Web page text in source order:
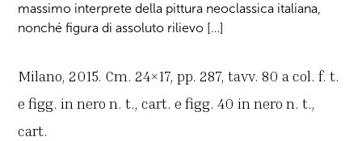
massimo interprete della pittura neoclassica italiana,
nonché figura di assoluto rilievo […]
Milano, 2015. Cm. 24×17, pp. 287, tavv. 80 a col. f. t.
e figg. in nero n. t., cart. e figg. 40 in nero n. t.,
cart.